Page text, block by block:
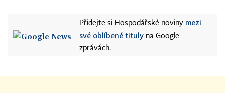
Přidejte si Hospodářské noviny mezi
své oblíbené tituly na Google
zprávách.